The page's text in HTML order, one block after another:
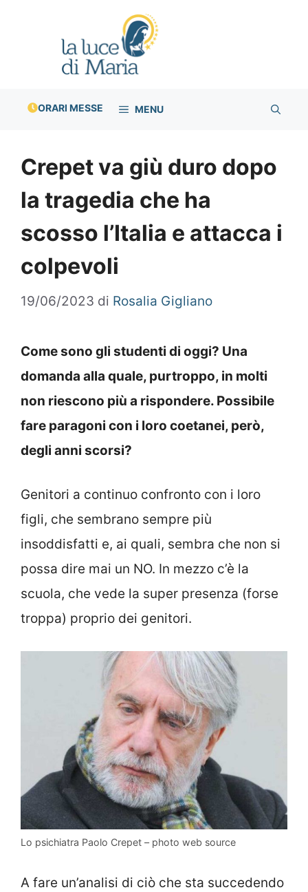
ORARI MESSE MENU
Crepet va giù duro dopo
la tragedia che ha
scosso l’Italia e attacca i
colpevoli
19/06/2023 di Rosalia Gigliano
Come sono gli studenti di oggi? Una
domanda alla quale, purtroppo, in molti
non riescono più a rispondere. Possibile
fare paragoni con i loro coetanei, però,
degli anni scorsi?
Genitori a continuo confronto con i loro
figli, che sembrano sempre più
insoddisfatti e, ai quali, sembra che non si
possa dire mai un NO. In mezzo c’è la
scuola, che vede la super presenza (forse
troppa) proprio dei genitori.
Lo psichiatra Paolo Crepet – photo web source
A fare un’analisi di ciò che sta succedendo